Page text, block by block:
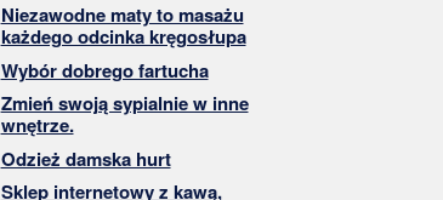
Niezawodne maty to masażu
każdego odcinka kręgosłupa
Wybór dobrego fartucha
Zmień swoją sypialnie w inne
wnętrze.
Odzież damska hurt
Sklep internetowy z kawą,